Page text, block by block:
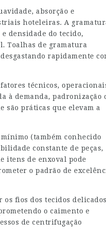
absorção e
hoteleiras. A
densidade do tecido,
Toalhas de gramatura
rapidamente
técnicos,
à demanda, padronização
são práticas que elevam a
(também conhecido
constante de peças,
itens de enxoval pode
o padrão de
os fios dos tecidos
o caimento e
de centrifugação